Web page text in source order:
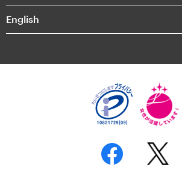
個人情報保護方針
反社会的勢力に対する基本方針
English